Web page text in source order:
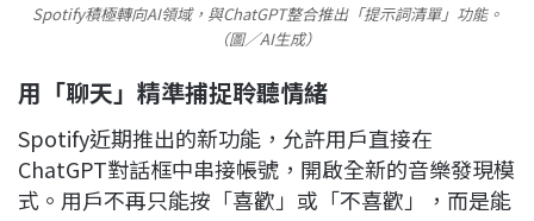
Spotify積極轉向AI領域，與ChatGPT整合推出「提示詞清單」功能。
（圖／AI生成）
用「聊天」精準捕捉聆聽情緒
Spotify近期推出的新功能，允許用戶直接在
ChatGPT對話框中串接帳號，開啟全新的音樂發現模
式。用戶不再只能按「喜歡」或「不喜歡」，而是能